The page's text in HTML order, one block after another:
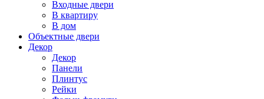
Входные двери
В квартиру
В дом
Объектные двери
Декор
Декор
Панели
Плинтус
Рейки